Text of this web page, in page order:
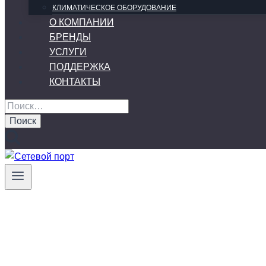
КЛИМАТИЧЕСКОЕ ОБОРУДОВАНИЕ
О КОМПАНИИ
БРЕНДЫ
УСЛУГИ
ПОДДЕРЖКА
КОНТАКТЫ
Найти: